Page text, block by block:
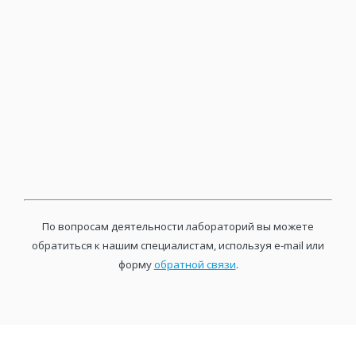
По вопросам деятельности лабораторий вы можете
обратиться к нашим специалистам, используя e-mail или
формуобратной связи.